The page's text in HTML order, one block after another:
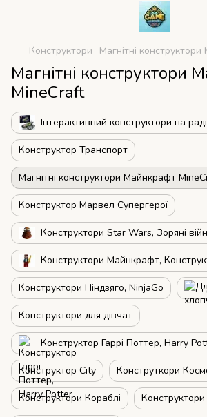
Конструктори Магнітні
Магнітні конструктори
MineCraft
Інтерактивний конструктори на
Конструктор Транспорт
Магнітні конструктори Майнкрафт
Конструктор Марвел Супергерої
Конструктори Star Wars, Зоряні
Конструктори Майнкрафт,
Конструктори Ніндзяго, NinjaGo
Конструктори для дівчат
Конструктор Гаррі Поттер, Harry
Конструктор City Конструткори
Конструктори Кораблі Конструктори